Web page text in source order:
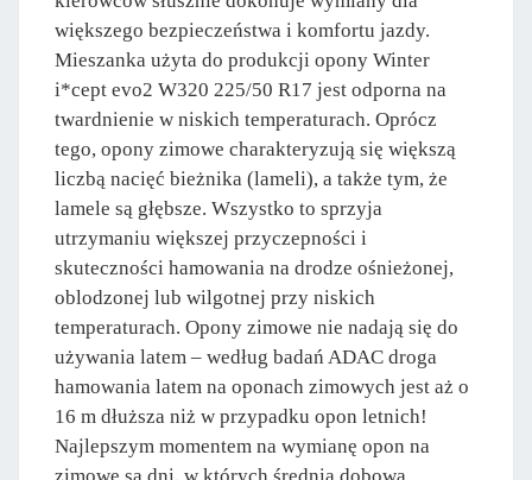
większego bezpieczeństwa i komfortu jazdy.
Mieszanka użyta do produkcji opony Winter
i*cept evo2 W320 225/50 R17 jest odporna na
twardnienie w niskich temperaturach. Oprócz
tego, opony zimowe charakteryzują się większą
liczbą nacięć bieżnika (lameli), a także tym, że
lamele są głębsze. Wszystko to sprzyja
utrzymaniu większej przyczepności i
skuteczności hamowania na drodze ośnieżonej,
oblodzonej lub wilgotnej przy niskich
temperaturach. Opony zimowe nie nadają się do
używania latem – według badań ADAC droga
hamowania latem na oponach zimowych jest aż o
16 m dłuższa niż w przypadku opon letnich!
Najlepszym momentem na wymianę opon na